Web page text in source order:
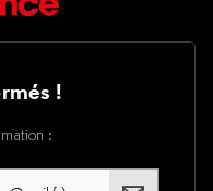
!
: